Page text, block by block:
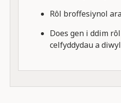
Rôl broffesiynol
Does gen i ddim
celfyddydau a